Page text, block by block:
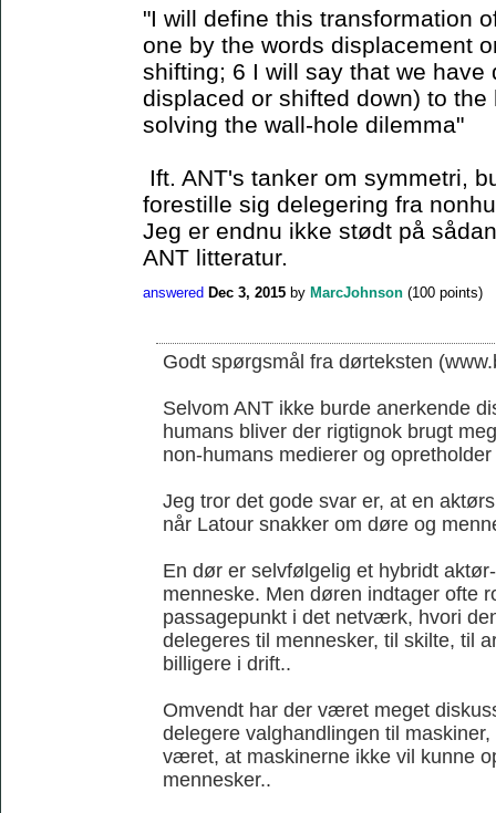
"I will define this transformation
one by the words displacement
shifting; 6 I will say that we have
displaced or shifted down) to
solving the wall-hole dilemma"
Ift. ANT's tanker om symmetri,
forestille sig delegering fra
Jeg er endnu ikke stødt på
ANT litteratur.
answered Dec 3, 2015 by MarcJohnson (100 points)
Godt spørgsmål fra dørteksten
Selvom ANT ikke burde anerkende
humans bliver der rigtignok brugt
non-humans medierer og
Jeg tror det gode svar er, at en
når Latour snakker om døre og
En dør er selvfølgelig et hybridt
menneske. Men døren indtager ofte
passagepunkt i det netværk, hvori
delegeres til mennesker, til skilte, til
billigere i drift..
Omvendt har der været meget
delegere valghandlingen til
været, at maskinerne ikke vil kunne
mennesker..